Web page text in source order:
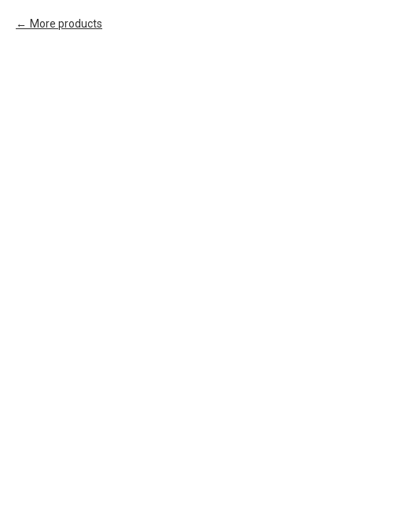
More products